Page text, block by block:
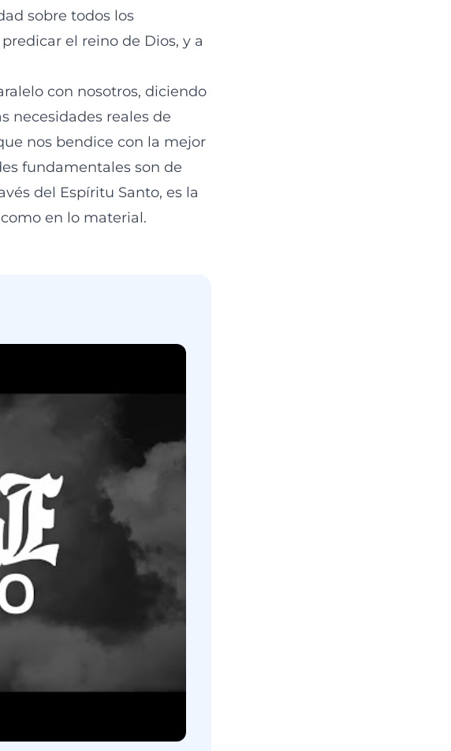
sobre todos los
el reino de Dios, y a
con nosotros, diciendo
necesidades reales de
nos bendice con la mejor
fundamentales son de
del Espíritu Santo, es la
en lo material.